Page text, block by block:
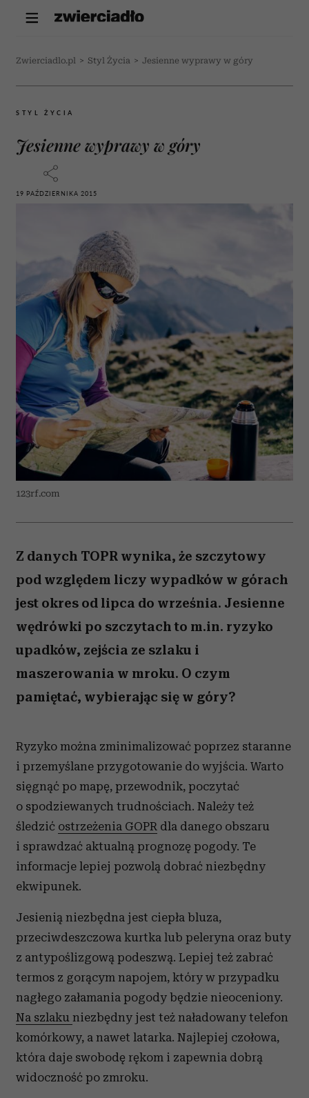
Zwierciadlo.pl > Styl Życia > Jesienne wyprawy w góry
STYL ŻYCIA
Jesienne wyprawy w góry
19 PAŹDZIERNIKA 2015
123rf.com
Z danych TOPR wynika, że szczytowy
pod względem liczy wypadków w górach
jest okres od lipca do września. Jesienne
wędrówki po szczytach to m.in. ryzyko
upadków, zejścia ze szlaku i
maszerowania w mroku. O czym
pamiętać, wybierając się w góry?
Ryzyko można zminimalizować poprzez staranne
i przemyślane przygotowanie do wyjścia. Warto
sięgnąć po mapę, przewodnik, poczytać
o spodziewanych trudnościach. Należy też
śledzić ostrzeżenia GOPR dla danego obszaru
i sprawdzać aktualną prognozę pogody. Te
informacje lepiej pozwolą dobrać niezbędny
ekwipunek.
Jesienią niezbędna jest ciepła bluza,
przeciwdeszczowa kurtka lub peleryna oraz buty
z antypoślizgową podeszwą. Lepiej też zabrać
termos z gorącym napojem, który w przypadku
nagłego załamania pogody będzie nieoceniony.
Na szlaku niezbędny jest też naładowany telefon
komórkowy, a nawet latarka. Najlepiej czołowa,
która daje swobodę rękom i zapewnia dobrą
widoczność po zmroku.